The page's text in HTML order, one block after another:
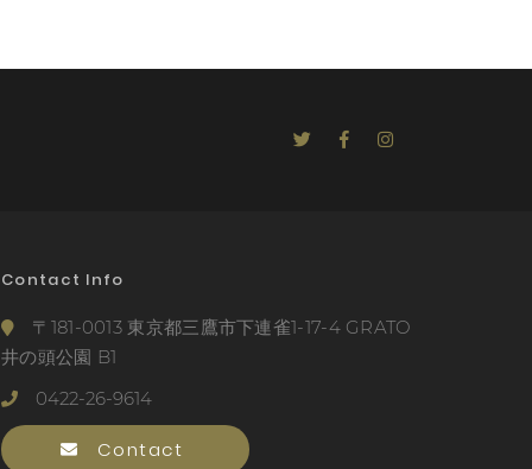
Contact Info
〒181-0013 東京都三鷹市下連雀1-17-4 GRATO
井の頭公園 B1
0422-26-9614
Contact